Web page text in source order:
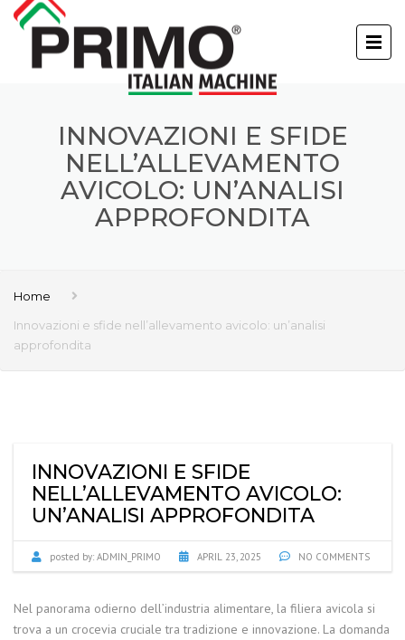
INNOVAZIONI E SFIDE
NELL’ALLEVAMENTO
AVICOLO: UN’ANALISI
APPROFONDITA
Home
Innovazioni e sfide nell’allevamento avicolo: un’analisi
approfondita
INNOVAZIONI E SFIDE
NELL’ALLEVAMENTO AVICOLO:
UN’ANALISI APPROFONDITA
posted by: ADMIN_PRIMO APRIL 23, 2025 NO COMMENTS
Nel panorama odierno dell’industria alimentare, la filiera avicola si
trova a un crocevia cruciale tra tradizione e innovazione. La domanda